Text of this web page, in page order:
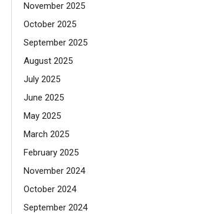
November 2025
October 2025
September 2025
August 2025
July 2025
June 2025
May 2025
March 2025
February 2025
November 2024
October 2024
September 2024